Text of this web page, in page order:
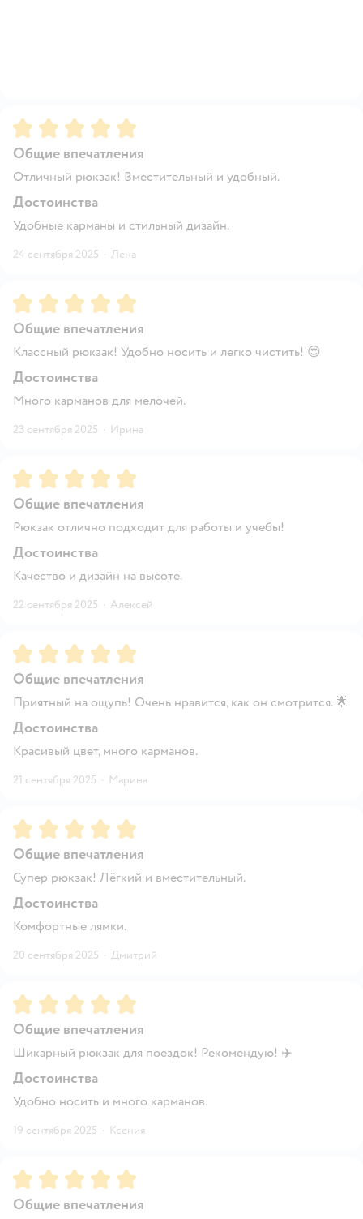
Рейтинг:5
Общие впечатления
Отличный рюкзак! Вместительный и удобный.
Достоинства
Удобные карманы и стильный дизайн.
24 сентября 2025 · Лена
Рейтинг:5
Общие впечатления
Классный рюкзак! Удобно носить и легко чистить! 😍
Достоинства
Много карманов для мелочей.
23 сентября 2025 · Ирина
Рейтинг:5
Общие впечатления
Рюкзак отлично подходит для работы и учебы!
Достоинства
Качество и дизайн на высоте.
22 сентября 2025 · Алексей
Рейтинг:5
Общие впечатления
Приятный на ощупь! Очень нравится, как он смотрится. 🌟
Достоинства
Красивый цвет, много карманов.
21 сентября 2025 · Марина
Рейтинг:5
Общие впечатления
Супер рюкзак! Лёгкий и вместительный.
Достоинства
Комфортные лямки.
20 сентября 2025 · Дмитрий
Рейтинг:5
Общие впечатления
Шикарный рюкзак для поездок! Рекомендую! ✈️
Достоинства
Удобно носить и много карманов.
19 сентября 2025 · Ксения
Рейтинг:5
Общие впечатления